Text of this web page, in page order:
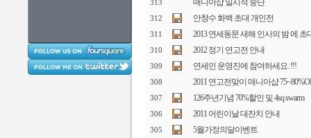
313 매니아샵 일시적 중단
312 안창수 화백 초대 개인전
311 2013 연세동문 새해 인사의 밤 에 초
310 2012 정기 연고전 안내
309 연세인 운영진에 참여하세요. !!!
308 2011 연고전맞이 매니아샵
307 126주년기념 70%할인 및 4sq swarm
306 2011 어린이날 대잔치 안내
305 5월가정의달이벤트